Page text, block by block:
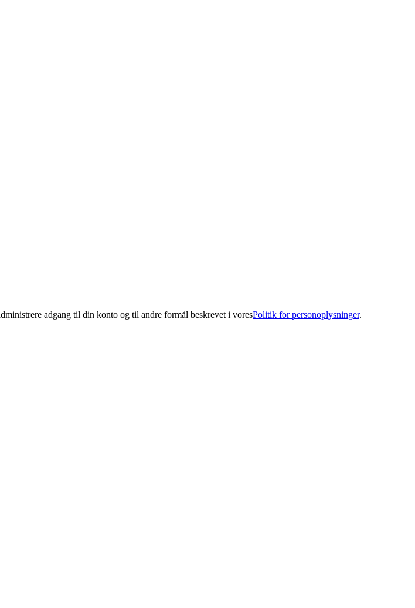
adgang til din konto og til andre formål beskrevet i voresPolitik for personoplysninger.